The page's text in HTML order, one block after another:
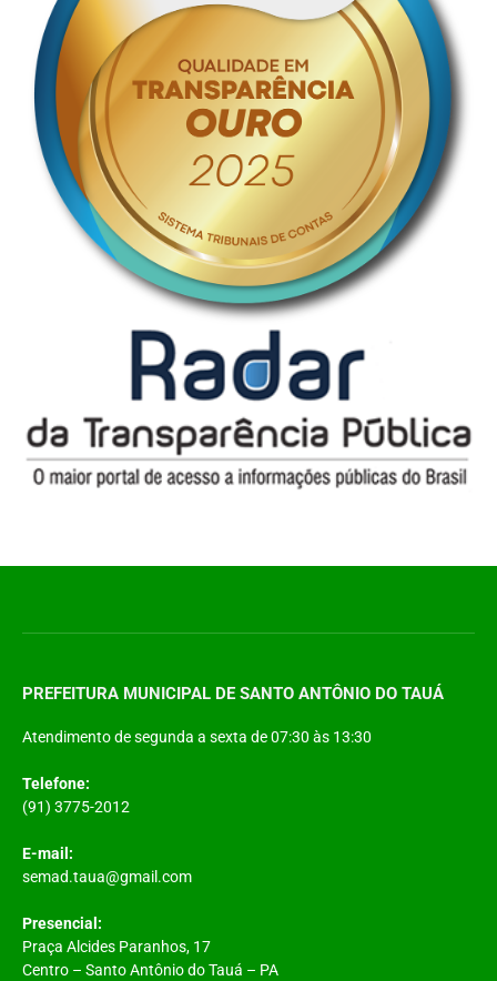
PREFEITURA MUNICIPAL DE SANTO ANTÔNIO DO TAUÁ
Atendimento de segunda a sexta de 07:30 às 13:30
Telefone:
(91) 3775-2012
E-mail:
semad.taua@gmail.com
Presencial:
Praça Alcides Paranhos, 17
Centro – Santo Antônio do Tauá – PA